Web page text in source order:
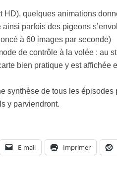
HD), quelques animations
parfois des pigeons
à 60 images par seconde)
de contrôle à la volée : au
bien pratique y est affichée
synthèse de tous les épisodes
y parviendront.
E-mail Imprimer